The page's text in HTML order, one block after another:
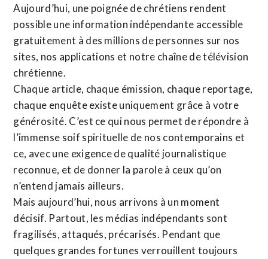
Aujourd’hui, une poignée de chrétiens rendent
possible une information indépendante accessible
gratuitement à des millions de personnes sur nos
sites, nos applications et notre chaîne de télévision
chrétienne.
Chaque article, chaque émission, chaque reportage,
chaque enquête existe uniquement grâce à votre
générosité. C’est ce qui nous permet de répondre à
l’immense soif spirituelle de nos contemporains et
ce, avec une exigence de qualité journalistique
reconnue, et de donner la parole à ceux qu’on
n’entend jamais ailleurs.
Mais aujourd’hui, nous arrivons à un moment
décisif. Partout, les médias indépendants sont
fragilisés, attaqués, précarisés. Pendant que
quelques grandes fortunes verrouillent toujours